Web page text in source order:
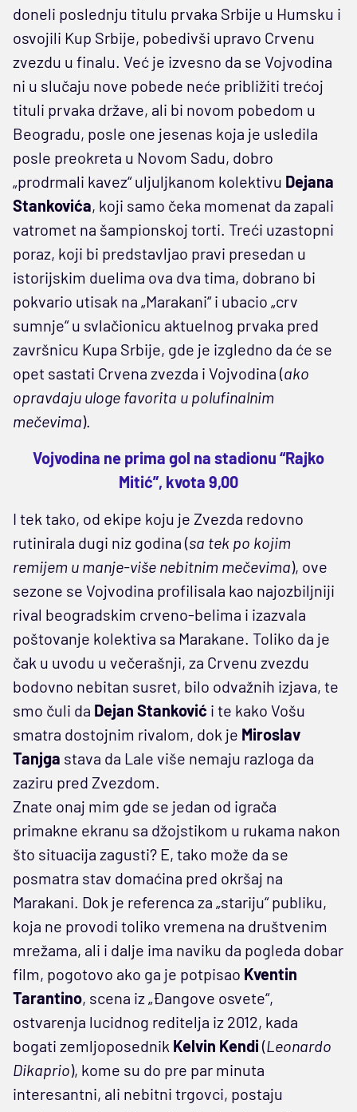
doneli poslednju titulu prvaka Srbije u Humsku i
osvojili Kup Srbije, pobedivši upravo Crvenu
zvezdu u finalu. Već je izvesno da se Vojvodina
ni u slučaju nove pobede neće približiti trećoj
tituli prvaka države, ali bi novom pobedom u
Beogradu, posle one jesenas koja je usledila
posle preokreta u Novom Sadu, dobro
„prodrmali kavez“ uljuljkanom kolektivu Dejana
Stankovića, koji samo čeka momenat da zapali
vatromet na šampionskoj torti. Treći uzastopni
poraz, koji bi predstavljao pravi presedan u
istorijskim duelima ova dva tima, dobrano bi
pokvario utisak na „Marakani“ i ubacio „crv
sumnje“ u svlačionicu aktuelnog prvaka pred
završnicu Kupa Srbije, gde je izgledno da će se
opet sastati Crvena zvezda i Vojvodina (ako
opravdaju uloge favorita u polufinalnim
mečevima).
Vojvodina ne prima gol na stadionu “Rajko
Mitić”, kvota 9,00
I tek tako, od ekipe koju je Zvezda redovno
rutinirala dugi niz godina (sa tek po kojim
remijem u manje-više nebitnim mečevima), ove
sezone se Vojvodina profilisala kao najozbiljniji
rival beogradskim crveno-belima i izazvala
poštovanje kolektiva sa Marakane. Toliko da je
čak u uvodu u večerašnji, za Crvenu zvezdu
bodovno nebitan susret, bilo odvažnih izjava, te
smo čuli da Dejan Stanković i te kako Vošu
smatra dostojnim rivalom, dok je Miroslav
Tanjga stava da Lale više nemaju razloga da
zaziru pred Zvezdom.
Znate onaj mim gde se jedan od igrača
primakne ekranu sa džojstikom u rukama nakon
što situacija zagusti? E, tako može da se
posmatra stav domaćina pred okršaj na
Marakani. Dok je referenca za „stariju“ publiku,
koja ne provodi toliko vremena na društvenim
mrežama, ali i dalje ima naviku da pogleda dobar
film, pogotovo ako ga je potpisao Kventin
Tarantino, scena iz „Đangove osvete“,
ostvarenja lucidnog reditelja iz 2012, kada
bogati zemljoposednik Kelvin Kendi (Leonardo
Dikaprio), kome su do pre par minuta
interesantni, ali nebitni trgovci, postaju